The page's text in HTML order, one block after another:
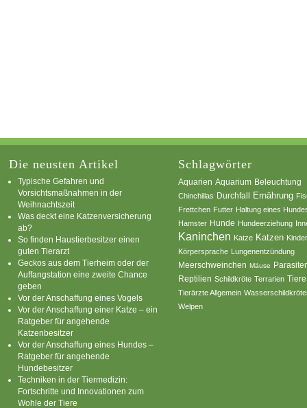
Die neusten Artikel
Typische Gefahren und
Vorsichtsmaßnahmen in der
Weihnachtszeit
Was deckt eine Katzenversicherung
ab?
So finden Haustierbesitzer einen
guten Tierarzt
Geckos aus dem Tierheim oder der
Auffangstation eine zweite Chance
geben
Vor der Anschaffung eines Vogels
Vor der Anschaffung einer Katze – ein
Ratgeber für angehende
Katzenbesitzer
Vor der Anschaffung eines Hundes –
Ratgeber für angehende
Hundebesitzer
Techniken in der Tiermedizin:
Fortschritte und Innovationen zum
Wohle der Tiere
Schlagwörter
Aquarien Aquarium Beleuchtung
Chinchillas Durchfall Ernährung
Frettchen Futter Haltung eines
Hamster Hunde Hundeerziehung
Kaninchen Katze Katzen
Körpersprache Lungenentzündung
Meerschweinchen Mäuse
Reptilien Schildkröte Terrarien Tiere
Tierärzte Allgemein
Welpen